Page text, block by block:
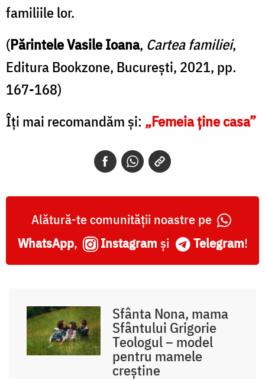
familiile lor.
(Părintele Vasile Ioana, Cartea familiei,
Editura Bookzone, București, 2021, pp.
167-168)
Îți mai recomandăm și: „Femeia ţine casa”
Alătură-te comunității noastre pe
WhatsApp, Instagram și Telegram!
Sfânta Nona, mama
Sfântului Grigorie
Teologul – model
pentru mamele
creștine